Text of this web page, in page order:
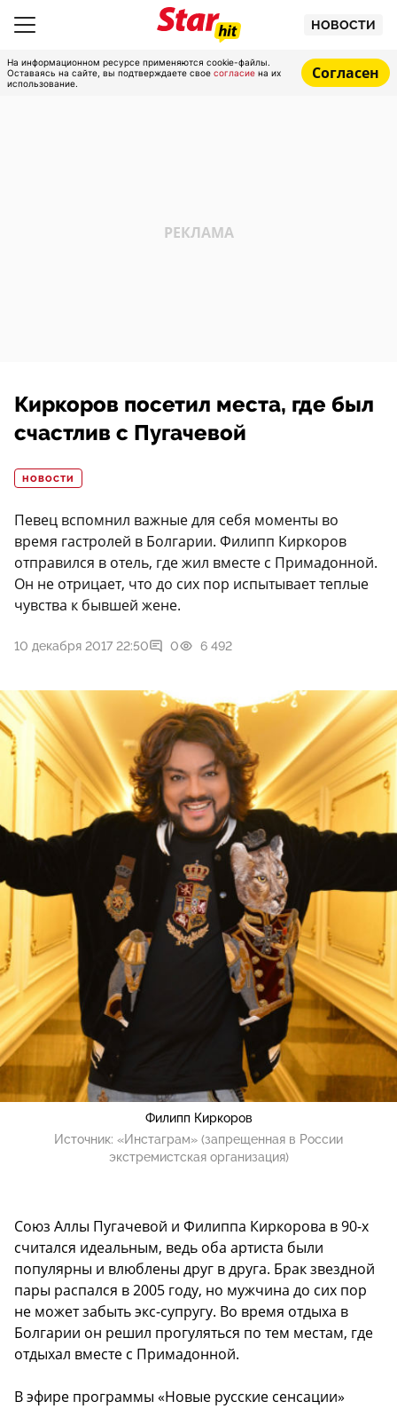
НОВОСТИ
На информационном ресурсе применяются cookie-файлы.
Оставаясь на сайте, вы подтверждаете свое согласие на их
использование.
Согласен
Киркоров посетил места, где был
счастлив с Пугачевой
НОВОСТИ
Певец вспомнил важные для себя моменты во
время гастролей в Болгарии. Филипп Киркоров
отправился в отель, где жил вместе с Примадонной.
Он не отрицает, что до сих пор испытывает теплые
чувства к бывшей жене.
10 декабря 2017 22:50 0 6 492
Филипп Киркоров
Источник: «Инстаграм» (запрещенная в России
экстремистская организация)
Союз Аллы Пугачевой и Филиппа Киркорова в 90-х
считался идеальным, ведь оба артиста были
популярны и влюблены друг в друга. Брак звездной
пары распался в 2005 году, но мужчина до сих пор
не может забыть экс-супругу. Во время отдыха в
Болгарии он решил прогуляться по тем местам, где
отдыхал вместе с Примадонной.
В эфире программы «Новые русские сенсации»